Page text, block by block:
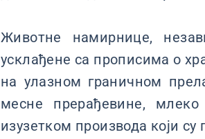
Животне намирнице,
усклађене са прописима о
на улазном граничном
месне прерађевине,
изузетком производа који су